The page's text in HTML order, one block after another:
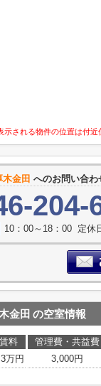
される物件の位置は付近
木金田 へのお問い合わ
204-
10：00～18：00 定休
金田 の空室情報
賃料 管理費・共益費
万円 3,000円